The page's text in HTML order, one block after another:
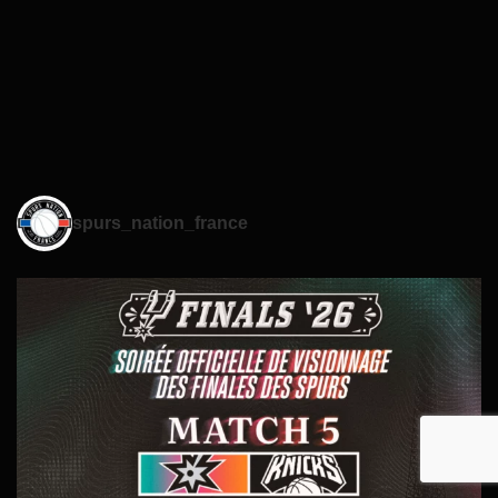
spurs_nation_france